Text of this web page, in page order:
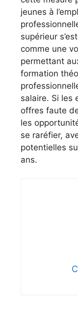
jeunes à
supérieur
comme une
permettant
formation
salaire. Si les
offres faute
les
se raréfier,
potentielles
ans.